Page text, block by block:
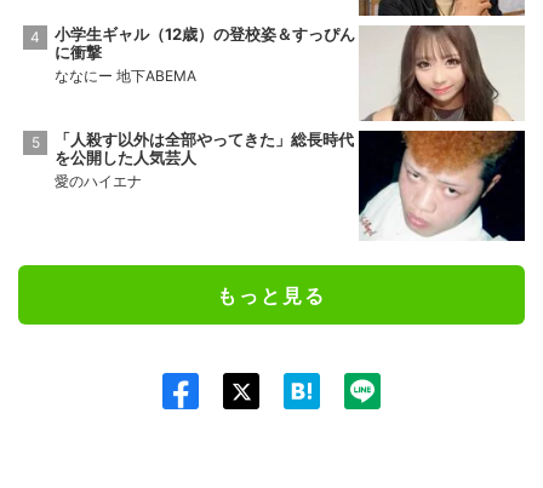
小学生ギャル（12歳）の登校姿＆すっぴん
に衝撃
ななにー 地下ABEMA
「人殺す以外は全部やってきた」総長時代
を公開した人気芸人
愛のハイエナ
もっと見る